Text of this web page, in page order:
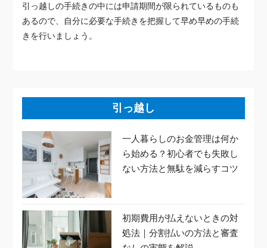
引っ越しの手続きの中には申請期間が限られているものも
あるので、自分に必要な手続きを把握して早め早めの手続
きを行いましょう。
引っ越し
一人暮らしのお金管理は何か
ら始める？初心者でも失敗し
ない方法と無駄を減らすコツ
初期費用が払えないときの対
処法｜分割払いの方法と審査